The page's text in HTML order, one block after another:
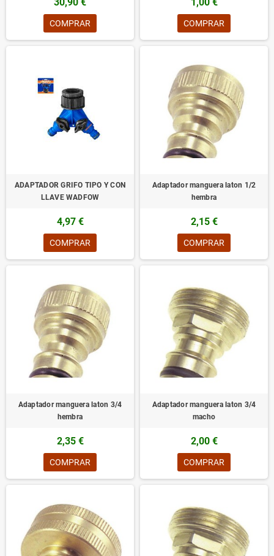
COMPRAR COMPRAR
ADAPTADOR GRIFO TIPO Y CON
LLAVE WADFOW
4,97 €
COMPRAR
Adaptador manguera laton 1/2
hembra
2,15 €
COMPRAR
Adaptador manguera laton 3/4
hembra
2,35 €
COMPRAR
Adaptador manguera laton 3/4
macho
2,00 €
COMPRAR